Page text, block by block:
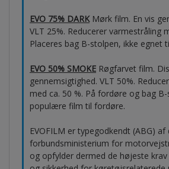
EVO 75% DARKMørk film. En vis
VLT 25%. Reducerer varmestråling
Placeres bag B-stolpen, ikke egnet
EVO 50% SMOKE Røgfarvet film.
gennemsigtighed. VLT 50%.
med ca. 50 %. På fordøre og bag
populære film til fordøre.
EVOFILM er typegodkendt (ABG) af
forbundsministerium for
og opfylder dermed de højeste